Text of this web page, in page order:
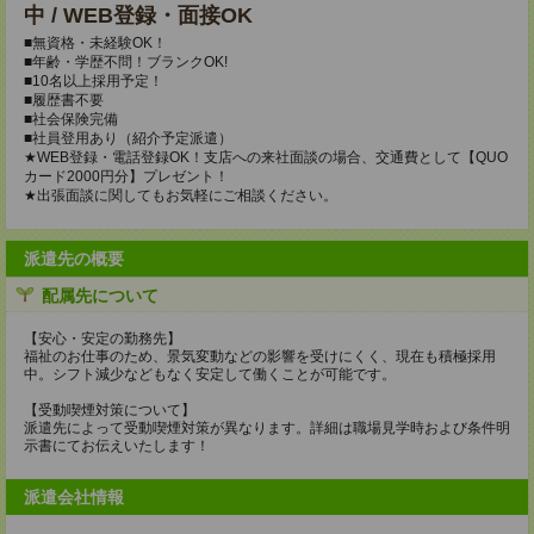
中 / WEB登録・面接OK
■無資格・未経験OK！
■年齢・学歴不問！ブランクOK!
■10名以上採用予定！
■履歴書不要
■社会保険完備
■社員登用あり（紹介予定派遣）
★WEB登録・電話登録OK！支店への来社面談の場合、交通費として【QUO
カード2000円分】プレゼント！
★出張面談に関してもお気軽にご相談ください。
派遣先の概要
配属先について
【安心・安定の勤務先】
福祉のお仕事のため、景気変動などの影響を受けにくく、現在も積極採用
中。シフト減少などもなく安定して働くことが可能です。
【受動喫煙対策について】
派遣先によって受動喫煙対策が異なります。詳細は職場見学時および条件明
示書にてお伝えいたします！
派遣会社情報